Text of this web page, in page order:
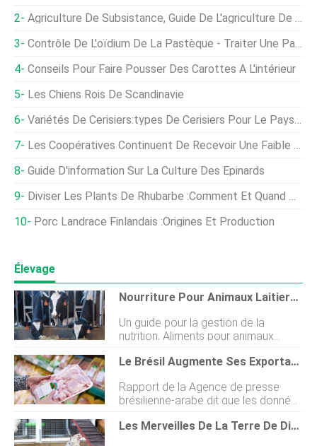
Agriculture De Subsistance, Guide De L'agriculture De Subsistance
Contrôle De L'oïdium De La Pastèque - Traiter Une Pastèque Avec L'oïdium
Conseils Pour Faire Pousser Des Carottes À L'intérieur
Les Chiens Rois De Scandinavie
Variétés De Cerisiers:types De Cerisiers Pour Le Paysage
Les Coopératives Continuent De Recevoir Une Faible Production De Lait En Raison De La Pandémie De Covid-19
Guide D'information Sur La Culture Des Épinards
Diviser Les Plants De Rhubarbe :comment Et Quand Diviser La Rhubarbe
Porc Landrace Finlandais :Origines Et Production
Élevage
Nourriture Pour Animaux Laitiers, Gestion De La Nutrition En Inde
Un guide pour la gestion de la
nutrition, Aliments pour animaux
laitiers Lalimentation animale est la
nourriture donnée aux animaux
fourrage au cours des soins et de la
gestion des animaux de la ferme
laitière par les humains pour le profit.
La fourniture daliments de qualité
Le Brésil Augmente Ses Exportations De Volaille Vers L'Égypte, La Jordanie Et Le Yémen, Mais Les Postes Baissent En 2020 Au Moyen-Orient
Rapport de la Agence de presse
brésilienne-arabe dit que les données
présentées par lABPA, Le principal
lobby de la viande au Brésil, montreLes Merveilles De La Terre De Diatomées